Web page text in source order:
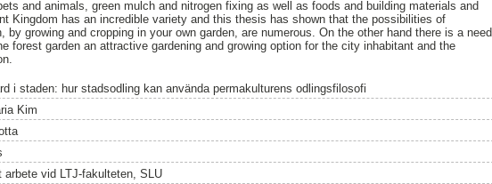
and animals, green mulch and nitrogen fixing as well as foods and building materials and
Kingdom has an incredible variety and this thesis has shown that the possibilities of
by growing and cropping in your own garden, are numerous. On the other hand there is a need
forest garden an attractive gardening and growing option for the city inhabitant and the
i staden: hur stadsodling kan använda permakulturens odlingsfilosofi
Kim
arbete vid LTJ-fakulteten, SLU